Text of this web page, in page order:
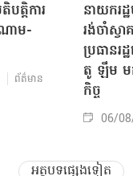
ត្តិការ
ណាម-
ព័ត៌មាន
នាយករដ្
រង់ចាំស្វ
ប្រធានរ
តូ ឡឹម ម
កិច្ច
06/
អត្ថបទផ្សេងទៀត